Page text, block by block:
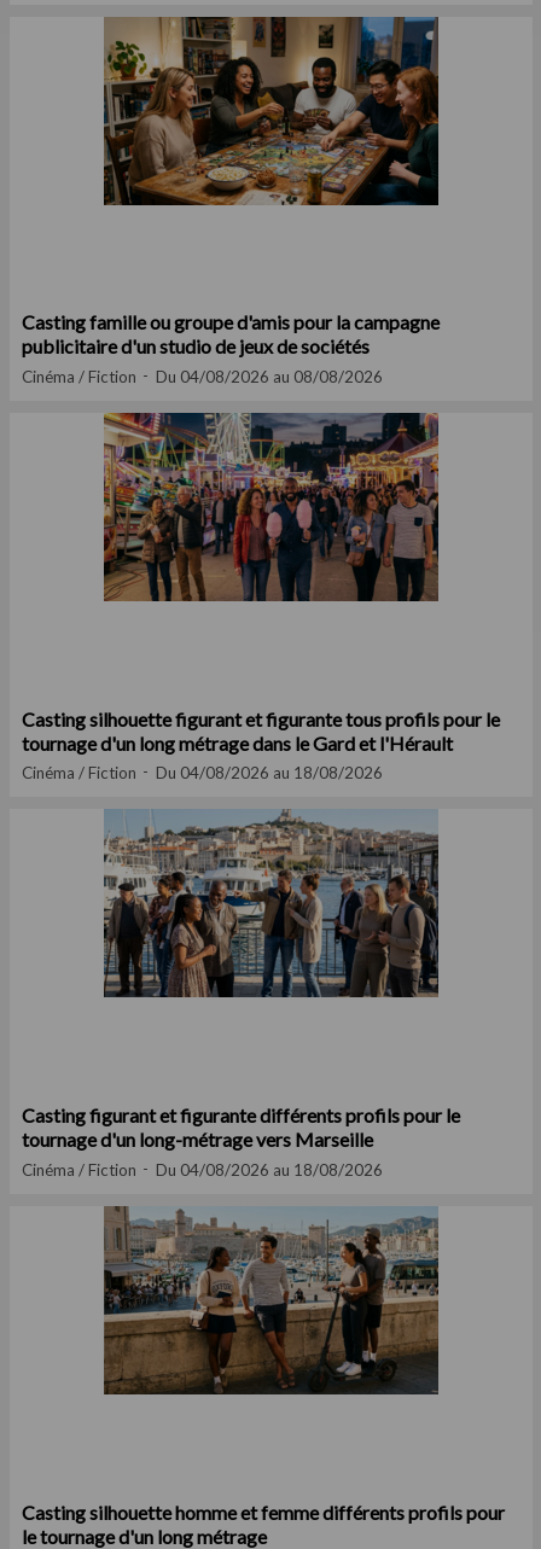
Casting famille ou groupe d'amis pour la campagne
publicitaire d'un studio de jeux de sociétés
Cinéma / Fiction Du 04/08/2026 au 08/08/2026
Casting silhouette figurant et figurante tous profils pour le
tournage d'un long métrage dans le Gard et l'Hérault
Cinéma / Fiction Du 04/08/2026 au 18/08/2026
Casting figurant et figurante différents profils pour le
tournage d'un long-métrage vers Marseille
Cinéma / Fiction Du 04/08/2026 au 18/08/2026
Casting silhouette homme et femme différents profils pour
le tournage d'un long métrage